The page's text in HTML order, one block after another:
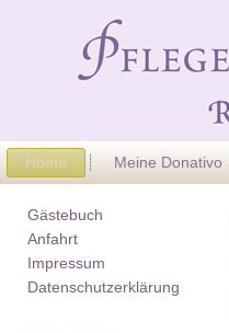
Home Meine Donativo
Gästebuch
Anfahrt
Impressum
Datenschutzerklärung